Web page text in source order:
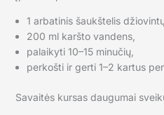
1 arbatinis šaukštelis
200 ml karšto vandens,
palaikyti 10–15 minučių,
perkošti ir gerti 1–2 kartus
Savaitės kursas daugumai